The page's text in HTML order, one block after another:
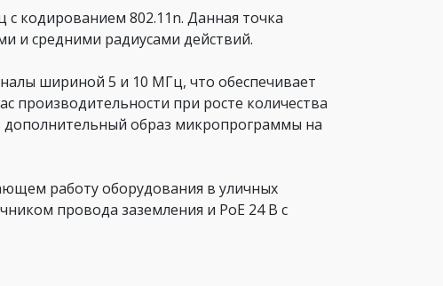
с кодированием 802.11n. Данная точка
и средними радиусами действий.
шириной 5 и 10 МГц, что обеспечивает
производительности при росте количества
дополнительный образ микропрограммы на
работу оборудования в уличных
провода заземления и PoE 24 В с